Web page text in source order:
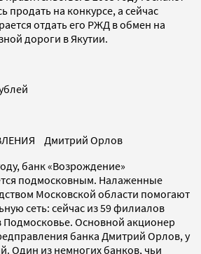
продать на конкурсе, а сейчас
отдать его РЖД в обмен на
дороги в Якутии.
Дмитрий Орлов
банк «Возрождение»
подмосковным. Налаженные
Московской области помогают
сеть: сейчас из 59 филиалов
Подмосковье. Основной акционер
банка Дмитрий Орлов, у
Один из немногих банков, чьи